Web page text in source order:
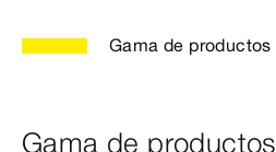
Gama de productos
Gama de productos